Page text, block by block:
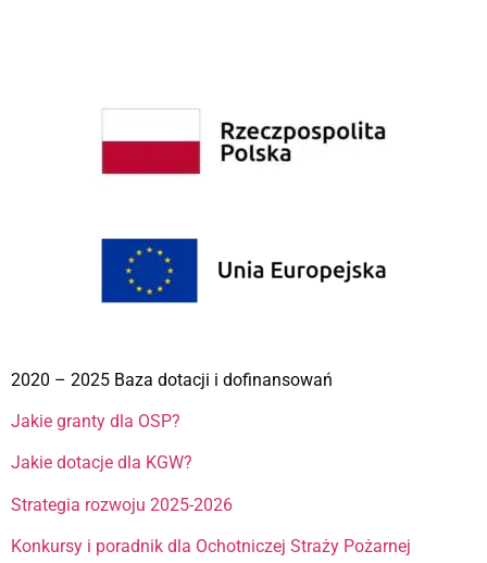
2020 – 2025 Baza dotacji i dofinansowań
Jakie granty dla OSP?
Jakie dotacje dla KGW?
Strategia rozwoju 2025-2026
Konkursy i poradnik dla Ochotniczej Straży Pożarnej